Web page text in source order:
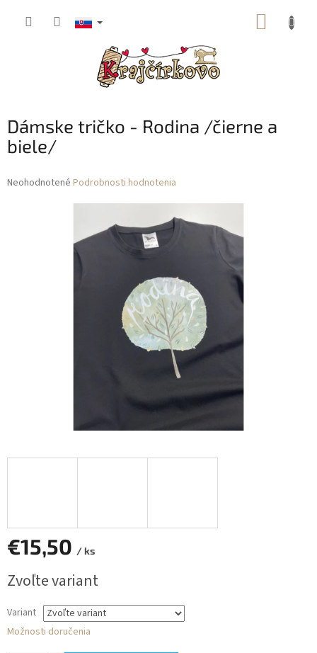
Dámske tričko - Rodina /čierne a
biele/
Priemerné
Neohodnotené Podrobnosti hodnotenia
€15,50 / ks
cena:
Zvoľte variant
Variant
Možnosti doručenia